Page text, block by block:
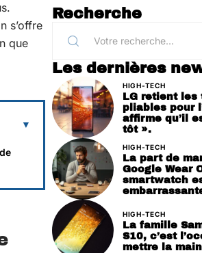
s’offre
que
Recherche
Les dernières
HIGH-TECH
LG retient les
pliables pour
affirme qu’il
tôt ».
HIGH-TECH
La part de
Google Wear
smartwatch
HIGH-TECH
La famille
S10, c’est
mettre la